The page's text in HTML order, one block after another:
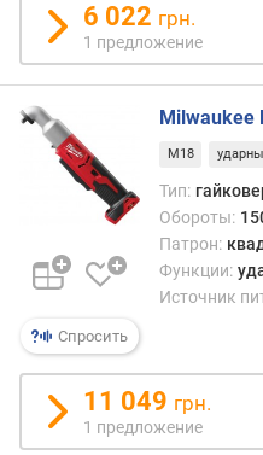
е
с
(
к
г
)
о
с
ь
к
у
6 022 грн.
1 предложение
Спросить
Milwaukee
M18
Тип:
Обороты:
Патрон:
Функции:
Источник
11 049 грн.
1 предложение